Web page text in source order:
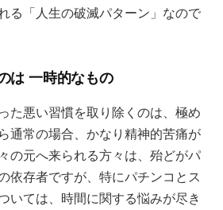
る「人生の破滅パターン」なので
は 一時的なもの
た悪い習慣を取り除くのは、極め
通常の場合、かなり精神的苦痛が
の元へ来られる方々は、殆どがパ
依存者ですが、特にパチンコとス
いては、時間に関する悩みが尽き